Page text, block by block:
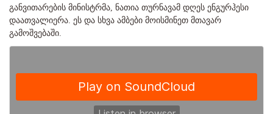
განვითარების მინისტრმა, ნათია თურნავამ დღეს ენგურჰესი
დაათვალიერა. ეს და სხვა ამბები მოისმინეთ მთავარ
გამოშვებაში.